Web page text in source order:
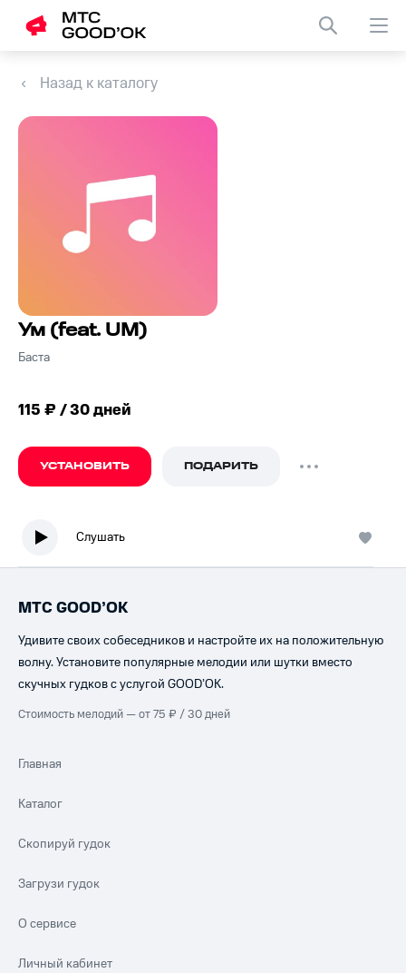
Назад к каталогу
Ум (feat. UM)
Баста
115 ₽ / 30 дней
УСТАНОВИТЬ ПОДАРИТЬ
Слушать
МТС GOOD’OK
Удивите своих собеседников и настройте их на положительную
волну. Установите популярные мелодии или шутки вместо
скучных гудков с услугой GOOD’OK.
Стоимость мелодий — от 75 ₽ / 30 дней
Главная
Каталог
Скопируй гудок
Загрузи гудок
О сервисе
Личный кабинет